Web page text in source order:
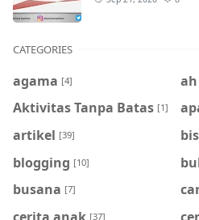
CATEGORIES
agama [4]
Aktivitas Tanpa Batas [1]
artikel [39]
blogging [10]
busana [7]
cerita anak [37]